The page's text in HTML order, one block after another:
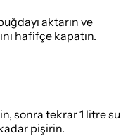
aktarın ve
hafifçe kapatın.
sonra tekrar 1 litre su
pişirin.